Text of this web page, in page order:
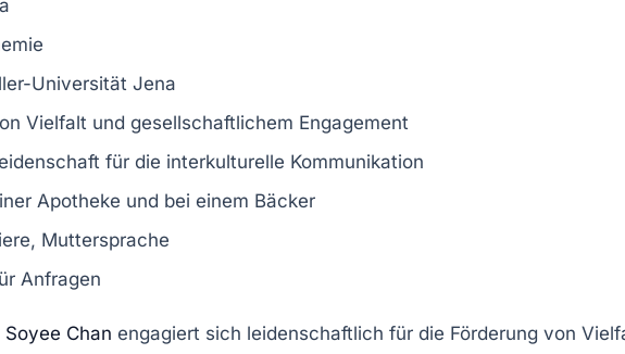
Universität Jena
Vielfalt und gesellschaftlichem Engagement
für die interkulturelle Kommunikation
Apotheke und bei einem Bäcker
Muttersprache
Anfragen
Soyee Chan engagiert sich leidenschaftlich für die Förderung von